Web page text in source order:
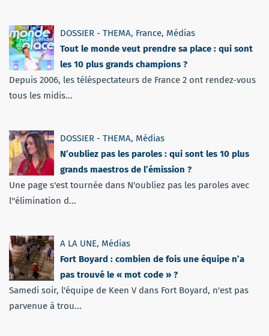
DOSSIER - THEMA, France, Médias
Tout le monde veut prendre sa place : qui sont
les 10 plus grands champions ?
Depuis 2006, les téléspectateurs de France 2 ont rendez-vous
tous les midis...
DOSSIER - THEMA, Médias
N’oubliez pas les paroles : qui sont les 10 plus
grands maestros de l’émission ?
Une page s'est tournée dans N'oubliez pas les paroles avec
l''élimination d...
A LA UNE, Médias
Fort Boyard : combien de fois une équipe n’a
pas trouvé le « mot code » ?
Samedi soir, l'équipe de Keen V dans Fort Boyard, n'est pas
parvenue à trou...